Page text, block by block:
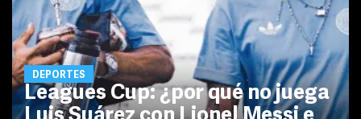
DEPORTES
Leagues Cup: ¿por qué no juega